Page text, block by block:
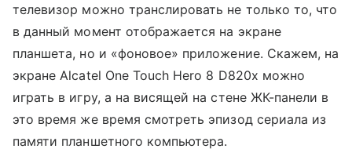
телевизор можно транслировать не только то, что
в данный момент отображается на экране
планшета, но и «фоновое» приложение. Скажем, на
экране Alcatel One Touch Hero 8 D820x можно
играть в игру, а на висящей на стене ЖК-панели в
это время же время смотреть эпизод сериала из
памяти планшетного компьютера.